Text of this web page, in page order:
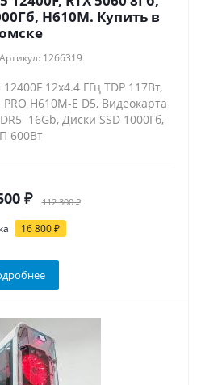
Артикул: 1266319
12x4.4 ГГц TDP 117Вт,
H610M-E D5, Видеокарта
16Gb, Диски SSD 1000Гб,
600Вт
₽ 112 300 ₽
16 800 ₽